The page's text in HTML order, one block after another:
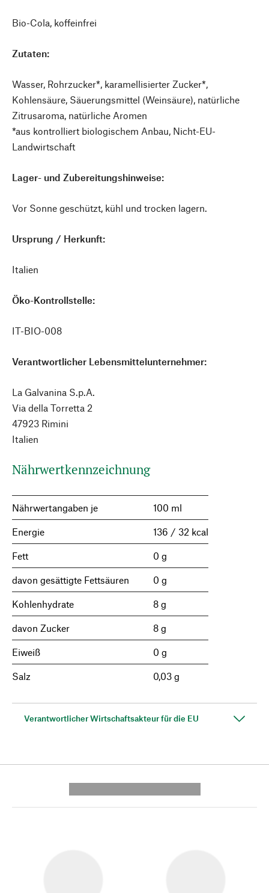
Bio-Cola, koffeinfrei
Zutaten:
Wasser, Rohrzucker*, karamellisierter Zucker*,
Kohlensäure, Säuerungsmittel (Weinsäure), natürliche
Zitrusaroma, natürliche Aromen
*aus kontrolliert biologischem Anbau, Nicht-EU-
Landwirtschaft
Lager- und Zubereitungshinweise:
Vor Sonne geschützt, kühl und trocken lagern.
Ursprung / Herkunft:
Italien
Öko-Kontrollstelle:
IT-BIO-008
Verantwortlicher Lebensmittelunternehmer:
La Galvanina S.p.A.
Via della Torretta 2
47923 Rimini
Italien
Nährwertkennzeichnung
Nährwertangaben je 100 ml
Energie 136 / 32 kcal
Fett 0 g
davon gesättigte Fettsäuren 0 g
Kohlenhydrate 8 g
davon Zucker 8 g
Eiweiß 0 g
Salz 0,03 g
Verantwortlicher Wirtschaftsakteur für die EU